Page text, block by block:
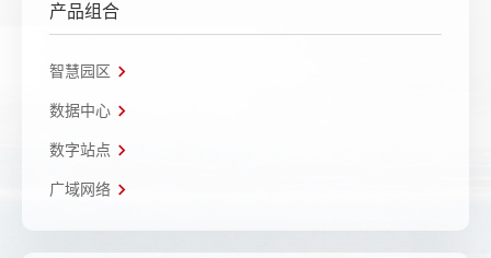
产品组合
智慧园区
数据中心
数字站点
广域网络